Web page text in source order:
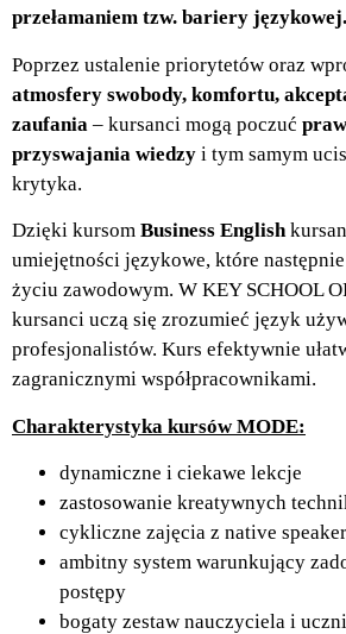
przełamaniem tzw. bariery językowej.
Poprzez ustalenie priorytetów oraz
atmosfery swobody, komfortu,
zaufania – kursanci mogą poczuć
przyswajania wiedzy i tym samym
krytyka.
Dzięki kursom Business English
umiejętności językowe, które
życiu zawodowym. W KEY SCHOOL
kursanci uczą się zrozumieć język
profesjonalistów. Kurs efektywnie
zagranicznymi współpracownikami.
Charakterystyka kursów MODE:
dynamiczne i ciekawe lekcje
zastosowanie kreatywnych
cykliczne zajęcia z native
ambitny system warunkujący
postępy
bogaty zestaw nauczyciela i